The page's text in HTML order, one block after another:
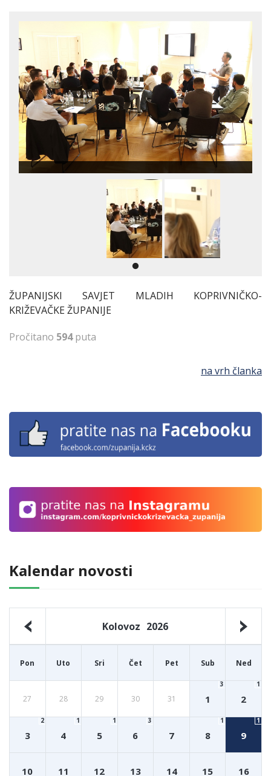
Kalendar novosti
Kolovoz 2026
Pon Uto Sri Čet Pet Sub Ned
27 28 29 30 31 1
3
2
1
3
2
4
1
5
1
6
3
7 8
1
9
1
10 11 12 13 14 15 16
ŽUPANIJSKI SAVJET MLADIH KOPRIVNIČKO-
KRIŽEVAČKE ŽUPANIJE
Pročitano 594puta
na vrh članka